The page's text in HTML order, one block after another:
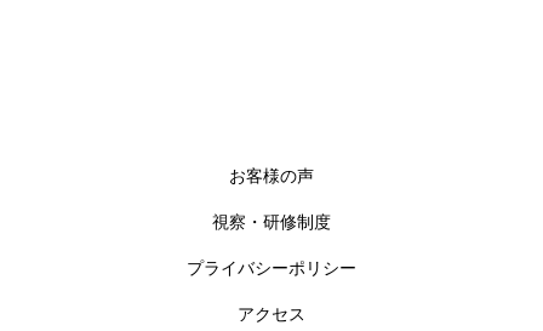
お客様の声
視察・研修制度
プライバシーポリシー
アクセス